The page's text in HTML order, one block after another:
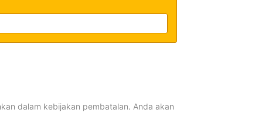
dalam kebijakan pembatalan. Anda akan